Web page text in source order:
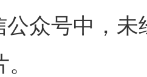
公众号中，